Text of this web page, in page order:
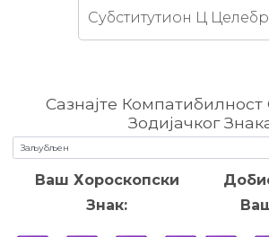
Субститутион Ц
Сазнајте
Зодијачког
Ваш Хороскопски
Знак: